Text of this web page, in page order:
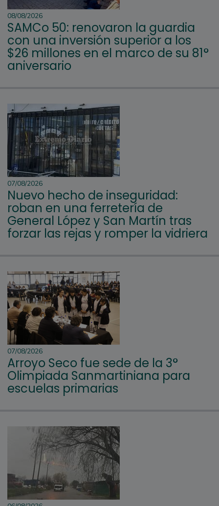
08/08/2026
SAMCo 50: renovaron la guardia
con una inversión superior a los
$26 millones en el marco de su 81°
aniversario
07/08/2026
Nuevo hecho de inseguridad:
roban en una ferretería de
General López y San Martín tras
forzar las rejas y romper la vidriera
07/08/2026
Arroyo Seco fue sede de la 3°
Olimpiada Sanmartiniana para
escuelas primarias